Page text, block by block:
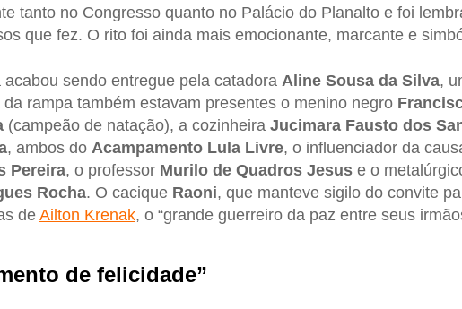
tanto no Congresso quanto no Palácio do Planalto e foi
que fez. O rito foi ainda mais emocionante, marcante e
acabou sendo entregue pela catadora Aline Sousa da Silva,
da rampa também estavam presentes o menino negro
(campeão de natação), a cozinheira Jucimara Fausto dos
, ambos do Acampamento Lula Livre, o influenciador da
Pereira, o professor Murilo de Quadros Jesuse o
Rocha. O cacique Raoni, que manteve sigilo do convite
de Ailton Krenak, o “grande guerreiro da paz entre seus
de felicidade”